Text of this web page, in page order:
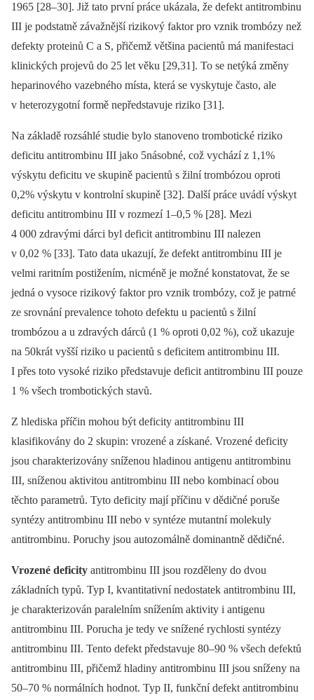
1965 [28–30]. Již tato první práce ukázala, že defekt antitrombinu
III je podstatně závažnější rizikový faktor pro vznik trombózy než
defekty proteinů C a S, přičemž většina pacientů má manifestaci
klinických projevů do 25 let věku [29,31]. To se netýká změny
he­pa­rinového vazebného místa, která se vyskytuje často, ale
v heterozygotní formě nepředstavuje riziko [31].
Na základě rozsáhlé studie bylo stanoveno trombotické riziko
deficitu antitrombinu III jako 5násobné, což vychází z 1,1%
výskytu deficitu ve skupině pacientů s žilní trombózou oproti
0,2% výskytu v kontrolní skupině [32]. Další práce uvádí výskyt
deficitu antitrombinu III v rozmezí 1–0,5 % [28]. Mezi
4 000 zdravými dárci byl deficit anti­trombinu III nalezen
v 0,02 % [33]. Tato data ukazují, že defekt antitrombinu III je
velmi raritním postižením, nicméně je možné konstatovat, že se
jedná o vysoce rizikový faktor pro vznik trombózy, což je patrné
ze srovnání prevalence tohoto defektu u pacientů s žilní
trombózou a u zdravých dárců (1 % oproti 0,02 %), což ukazuje
na 50krát vyšší riziko u pacientů s deficitem antitrombinu III.
I přes toto vysoké riziko představuje deficit antitrombinu III pouze
1 % všech trombotických stavů.
Z hlediska příčin mohou být deficity antitrombinu III
klasifikovány do 2 skupin: vrozené a získané. Vrozené deficity
jsou charakterizovány sníženou hladinou antigenu antitrombinu
III, sníženou aktivitou antitrombinu III nebo kombinací obou
těchto parametrů. Tyto deficity mají příčinu v dědičné poruše
syntézy antitrombinu III nebo v syntéze mutantní molekuly
antitrombinu. Poruchy jsou autozomálně dominantně dědičné.
Vrozené deficity antitrombinu III jsou rozděleny do dvou
základních typů. Typ I, kvantitativní nedostatek antitrombinu III,
je charakterizován paralelním snížením aktivity i antigenu
antitrombinu III. Porucha je tedy ve snížené rychlosti syntézy
antitrombinu III. Tento defekt představuje 80–90 % všech defektů
antitrombinu III, přičemž hladiny antitrombinu III jsou sníženy na
50–70 % normálních hodnot. Typ II, funkční defekt antitrombinu